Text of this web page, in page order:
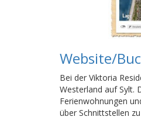
Website/
Bei der Viktoria
Westerland auf Sylt.
Ferienwohnungen
über Schnittstellen